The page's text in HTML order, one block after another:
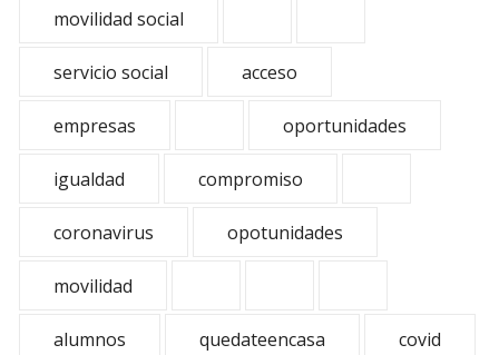
movilidad social
servicio social acceso
empresas oportunidades
igualdad compromiso
coronavirus opotunidades
movilidad
alumnos quedateencasa covid